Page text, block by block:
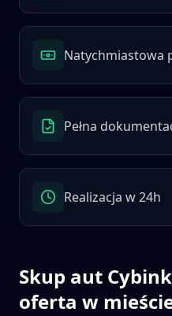
Natychmiastowa
Pełna
Realizacja w 24h
Skup aut
oferta w